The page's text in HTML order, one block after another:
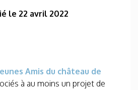
le 22 avril 2022
Amis du château de
à au moins un projet de